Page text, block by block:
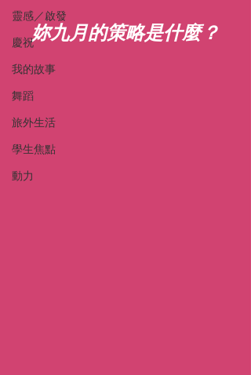
靈感／啟發
慶祝
我的故事
舞蹈
旅外生活
學生焦點
動力
妳九月的策略是什麼？